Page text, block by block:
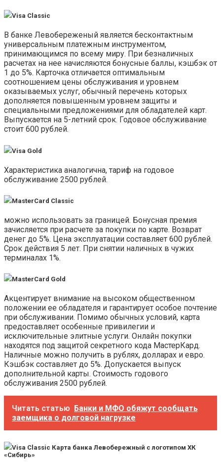
Visa Classic
В банке Левобереженый является бесконтактным
универсальным платежным инструментом,
принимающимся по всему миру. При безналичных
расчетах на нее начисляются бонусные баллы, кэшбэк от
1 до 5%. Карточка отличается оптимальным
соотношением цены обслуживания и уровнем
оказываемых услуг, обычный перечень которых
дополняется повышенным уровнем защиты и
специальными предложениями для обладателей карт.
Выпускается на 5-летний срок. Годовое обслуживание
стоит 600 рублей.
Visa Gold
Характеристика аналогична, тариф на годовое
обслуживание 2500 рублей.
MasterCard Classic
можно использовать за границей. Бонусная премия
зачисляется при расчете за покупки по карте. Возврат
денег до 5%. Цена эксплуатации составляет 600 рублей.
Срок действия 5 лет. При снятии наличных в чужих
терминалах 1%.
MasterCard Gold
Акцентирует внимание на высоком общественном
положении ее обладателя и гарантирует особое почтение
при обслуживании. Помимо обычных условий, карта
предоставляет особенные привилегии и
исключительные элитные услуги. Онлайн покупки
находятся под защитой секретного кода МастерКард.
Наличные можно получить в рублях, долларах и евро.
Кэшбэк составляет до 5%. Допускается выпуск
дополнительной карты. Стоимость годового
обслуживания 2500 рублей.
Читать статью Банки и МФО обяжут сообщать
заемщика о долговой нагрузке
Visa Classic Карта банка Левобережный с логотипом ХК
«Сибирь»